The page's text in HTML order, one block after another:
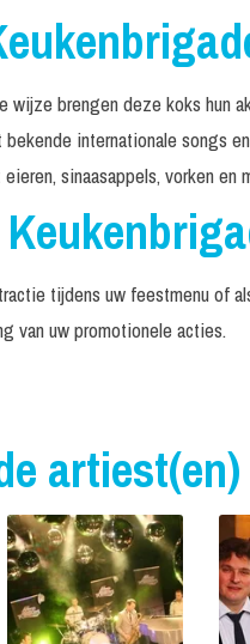
wijze brengen deze koks hun
internationale songs
sinaasappels, vorken
tijdens uw feestmenu of
van uw promotionele acties.
artiest(en)